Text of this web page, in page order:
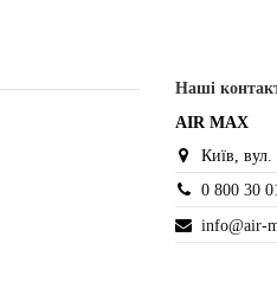
Наші
AIR MAX
Київ,
0 800 30
info@air-